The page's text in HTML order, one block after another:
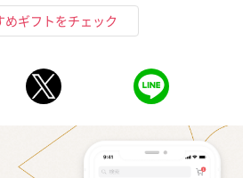
めギフトをチェック